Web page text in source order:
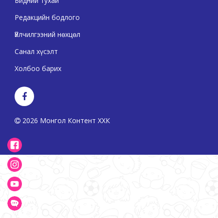
Редакцийн бодлого
Үйлчилгээний нөхцөл
Санал хүсэлт
Холбоо барих
2026 Монгол Контент ХХК